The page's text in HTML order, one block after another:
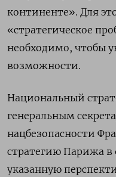
континенте». Для
«стратегическое
необходимо, чтобы
возможности.
Национальный
генеральным
нацбезопасности
стратегию Парижа в
указанную